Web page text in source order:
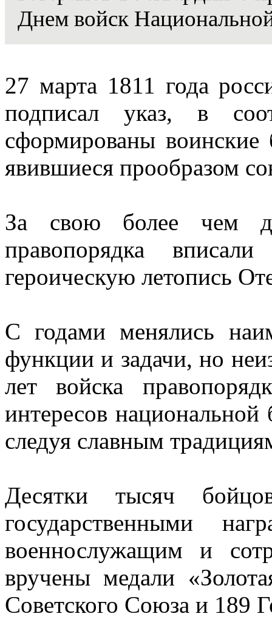
Днем войск
27 марта 1811 года
подписал указ, в
сформированы воинские
явившиеся прообразом
За свою более чем
правопорядка
героическую летопись
С годами менялись
функции и задачи, но
лет войска
интересов национальной
следуя славным
Десятки тысяч
государственными
военнослужащим и
вручены медали
Советского Союза и 189